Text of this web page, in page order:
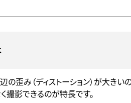
歪み（ディストーション）が大きい
撮影できるのが特長です。